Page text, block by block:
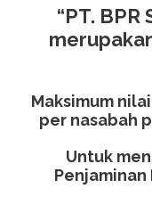
“PT.
Maksimum
per nasabah
Untuk
Penjaminan